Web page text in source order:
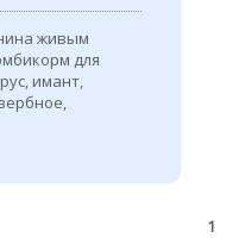
живым
для
имант,
1